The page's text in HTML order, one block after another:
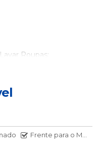
Roupas;
para o Mar;
ESTACIONAR
Frente para o Mar